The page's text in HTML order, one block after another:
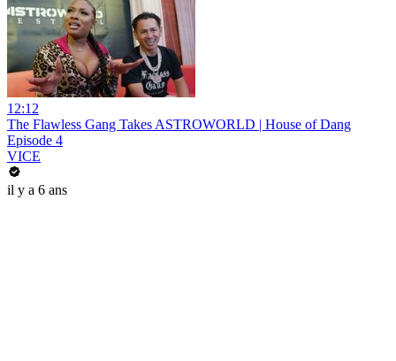
12:12
The Flawless Gang Takes ASTROWORLD | House of Dang
Episode 4
VICE
il y a 6 ans